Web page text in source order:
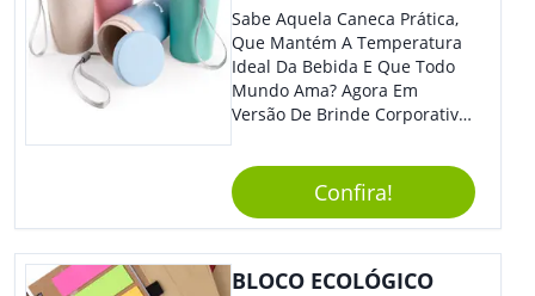
Sabe Aquela Caneca Prática,
Que Mantém A Temperatura
Ideal Da Bebida E Que Todo
Mundo Ama? Agora Em
Versão De Brinde Corporativo
Sua Marca Com Muito Estilo E
Acrescentar Ainda Mais
Praticidade À Eventos E Feiras
De Exposição.
Confira!
BLOCO ECOLÓGICO